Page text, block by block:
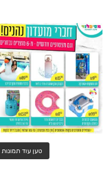
מין העובר רק במסיבלנד !!
כוס נירוסטה
טען עוד תמונות